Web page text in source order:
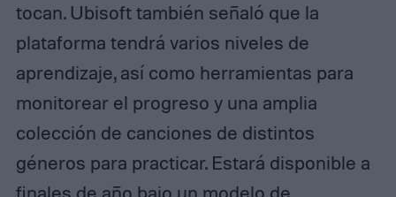
tocan. Ubisoft también señaló que la
plataforma tendrá varios niveles de
aprendizaje, así como herramientas para
monitorear el progreso y una amplia
colección de canciones de distintos
géneros para practicar. Estará disponible a